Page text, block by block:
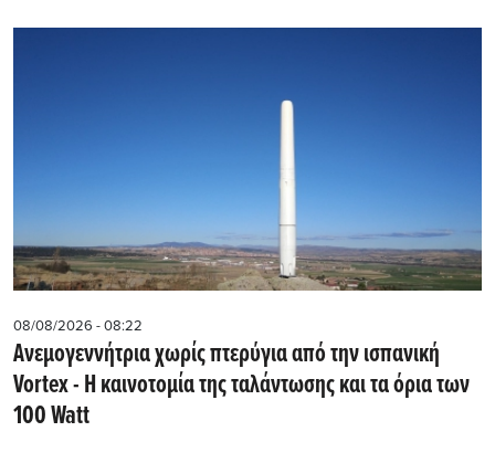
08/08/2026 - 08:22
Ανεμογεννήτρια χωρίς πτερύγια από την ισπανική
Vortex - Η καινοτομία της ταλάντωσης και τα όρια των
100 Watt